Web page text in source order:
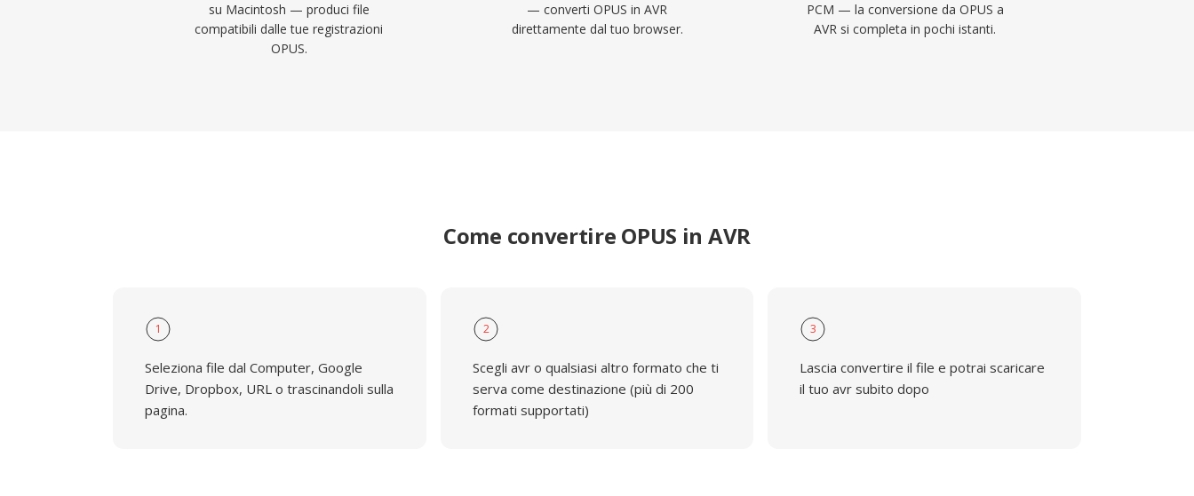
su Macintosh — produci file
compatibili dalle tue registrazioni
OPUS.
— converti OPUS in AVR
direttamente dal tuo browser.
PCM — la conversione da OPUS a
AVR si completa in pochi istanti.
Come convertire OPUS in AVR
1
Seleziona file dal Computer, Google
Drive, Dropbox, URL o trascinandoli sulla
pagina.
2
Scegli avr o qualsiasi altro formato che ti
serva come destinazione (più di 200
formati supportati)
3
Lascia convertire il file e potrai scaricare
il tuo avr subito dopo